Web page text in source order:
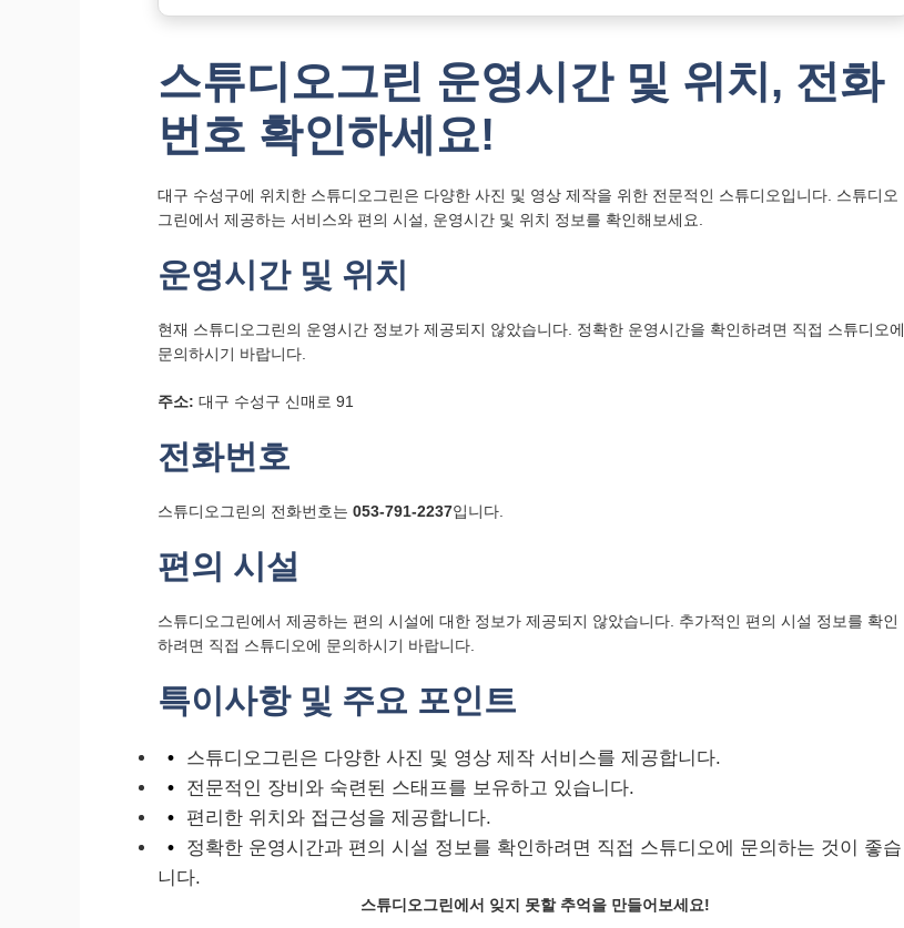
스튜디오그린 운영시간 및 위치, 전화
번호 확인하세요!
대구 수성구에 위치한 스튜디오그린은 다양한 사진 및 영상 제작을 위한 전문적인 스튜디오입니다. 스튜디오
그린에서 제공하는 서비스와 편의 시설, 운영시간 및 위치 정보를 확인해보세요.
운영시간 및 위치
현재 스튜디오그린의 운영시간 정보가 제공되지 않았습니다. 정확한 운영시간을 확인하려면 직접 스튜디오에
문의하시기 바랍니다.
주소: 대구 수성구 신매로 91
전화번호
스튜디오그린의 전화번호는 053-791-2237입니다.
편의 시설
스튜디오그린에서 제공하는 편의 시설에 대한 정보가 제공되지 않았습니다. 추가적인 편의 시설 정보를 확인
하려면 직접 스튜디오에 문의하시기 바랍니다.
특이사항 및 주요 포인트
스튜디오그린은 다양한 사진 및 영상 제작 서비스를 제공합니다.
전문적인 장비와 숙련된 스태프를 보유하고 있습니다.
편리한 위치와 접근성을 제공합니다.
정확한 운영시간과 편의 시설 정보를 확인하려면 직접 스튜디오에 문의하는 것이 좋습
니다.
스튜디오그린에서 잊지 못할 추억을 만들어보세요!